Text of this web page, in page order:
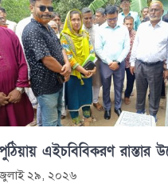
এইচবিবিকরণ রাস্তার
২৯, ২০২৬